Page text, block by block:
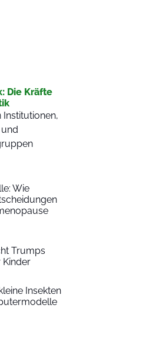
Die Kräfte
Institutionen,
Wie
Trumps
Kinder
Insekten